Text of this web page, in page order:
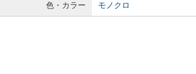
色・カラー モノクロ